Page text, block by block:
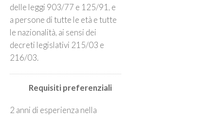
delle leggi 903/77 e 125/91, e
a persone di tutte le età e tutte
le nazionalità, ai sensi dei
decreti legislativi 215/03 e
216/03.
Requisiti preferenziali
2 anni di esperienza nella